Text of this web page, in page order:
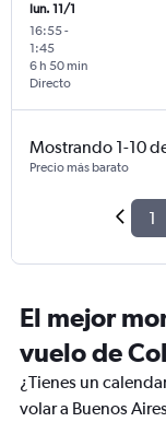
lun. 11/1
16:55-
1:45
Directo
6 h 50 min
Mostrando 1-10
Precio más barato
1
El mejor
vuelo de
¿Tienes un
volar a Buenos